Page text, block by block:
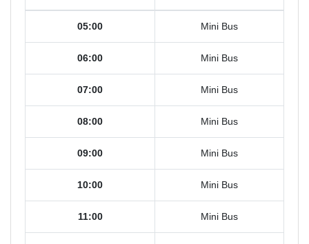
05:00 Mini Bus
06:00 Mini Bus
07:00 Mini Bus
08:00 Mini Bus
09:00 Mini Bus
10:00 Mini Bus
11:00 Mini Bus